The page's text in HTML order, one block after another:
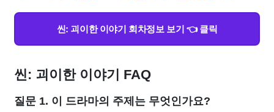
씬: 괴이한 이야기 회차정보 보기 👈 클릭
씬: 괴이한 이야기 FAQ
질문 1. 이 드라마의 주제는 무엇인가요?